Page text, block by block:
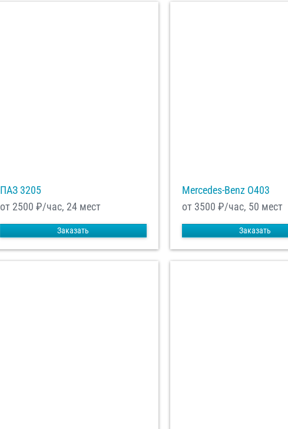
ПАЗ 3205
от 2500 ₽/час, 24 мест
Заказать
Mercedes-Benz О403
от 3500 ₽/час, 50 мест
Заказать